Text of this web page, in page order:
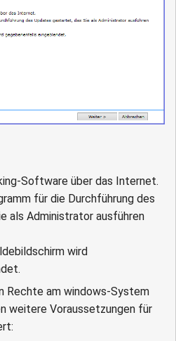
Software über das Internet.
für die Durchführung des
als Administrator ausführen
wird
Rechte am windows-System
weitere Voraussetzungen für